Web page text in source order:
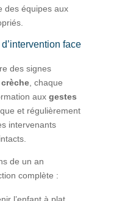
des équipes aux
face
des signes
, chaque
aux gestes
et régulièrement
intervenants
de un an
complète :
l’enfant à plat